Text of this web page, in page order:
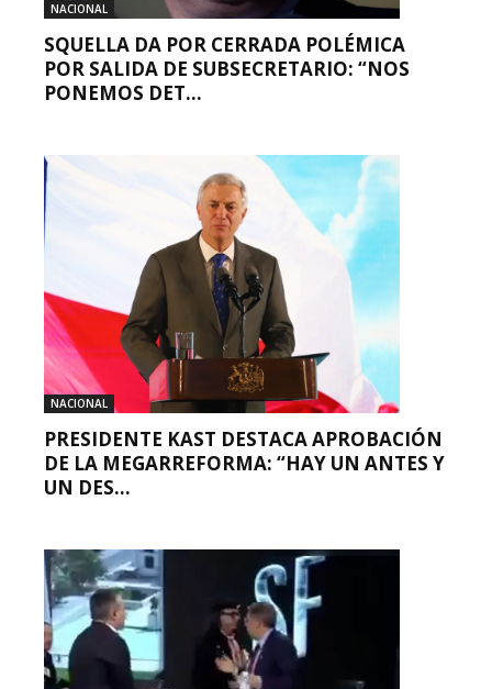
NACIONAL
SQUELLA DA POR CERRADA POLÉMICA
POR SALIDA DE SUBSECRETARIO: “NOS
PONEMOS DET...
NACIONAL
PRESIDENTE KAST DESTACA APROBACIÓN
DE LA MEGARREFORMA: “HAY UN ANTES Y
UN DES...